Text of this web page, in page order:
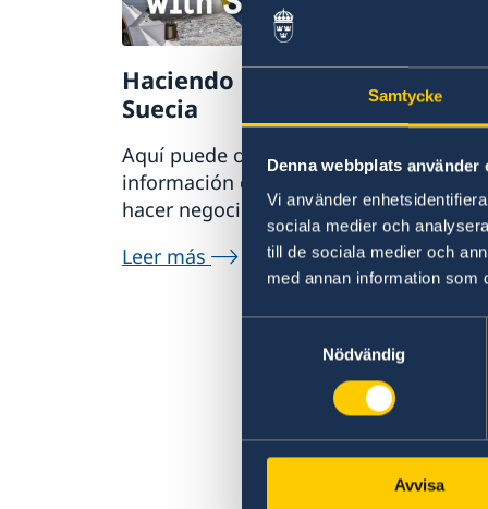
Samtycke
Denna webbplats använder
Vi använder
sociala medier och
till de sociala medier och
med annan information som
Nödvändig
Avvisa
Haciendo negocios con
Suecia
Aquí puede obtener
información completa sobre
hacer negocios con Suecia.
Leer más
Si
u
inglés)